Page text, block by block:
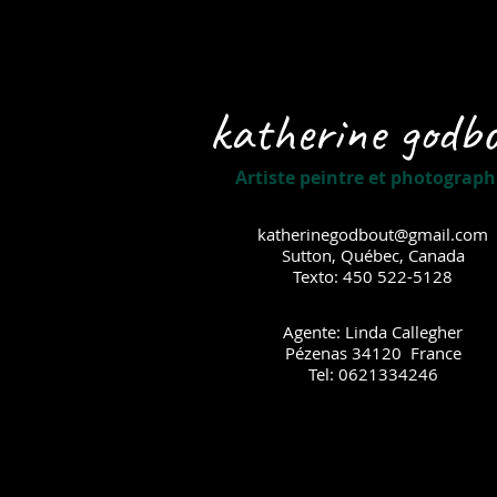
katherine
Artiste peintre et
katherinegodbout@gmail.com
Sutton, Québec, Canada
Texto: 450 522-5128
Agente: Linda Callegher
Pézenas 34120 France
Tel: 0621334246